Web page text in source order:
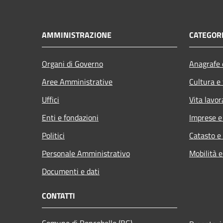
AMMINISTRAZIONE
Organi di Governo
Aree Amministrative
Uffici
Enti e fondazioni
Politici
Personale Amministrativo
Documenti e dati
Cultura
Vita
Imprese
Catasto
Mobilità
CONTATTI